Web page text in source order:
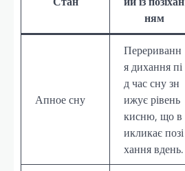
ням
Апное сну
Перериванн
я дихання пі
д час сну зн
ижує рівень
кисню, що в
икликає позі
хання вдень.